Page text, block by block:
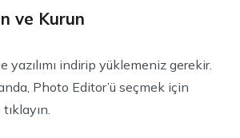
ve Kurun
yazılımı indirip yüklemeniz gerekir.
Photo Editor’ü seçmek için